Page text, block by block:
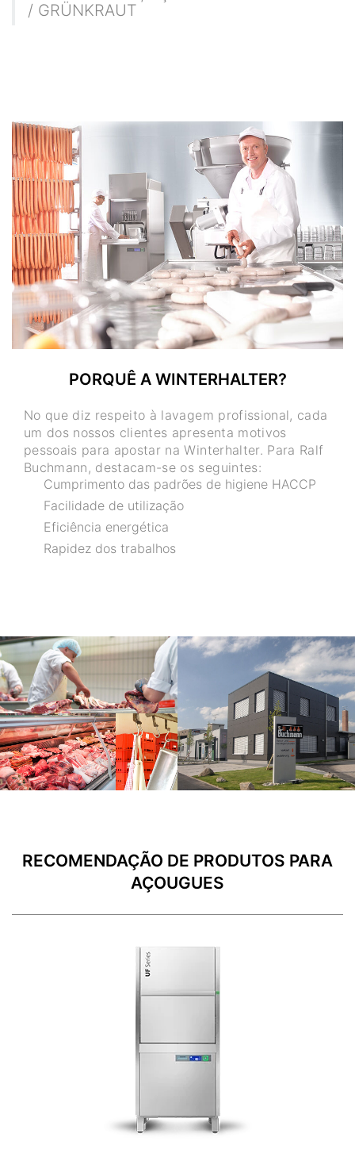
/ GRÜNKRAUT
PORQUÊ A WINTERHALTER?
No que diz respeito à lavagem profissional, cada
um dos nossos clientes apresenta motivos
pessoais para apostar na Winterhalter. Para Ralf
Buchmann, destacam-se os seguintes:
Cumprimento das padrões de higiene HACCP
Facilidade de utilização
Eficiência energética
Rapidez dos trabalhos
RECOMENDAÇÃO DE PRODUTOS PARA
AÇOUGUES